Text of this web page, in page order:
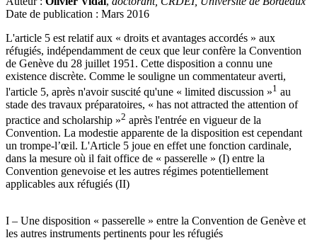
Date de publication : Mars 2016
L'article 5 est relatif aux « droits et avantages accordés » aux
réfugiés, indépendamment de ceux que leur confère la Convention
de Genève du 28 juillet 1951. Cette disposition a connu une
existence discrète. Comme le souligne un commentateur averti,
l'article 5, après n'avoir suscité qu'une « limited discussion »1 au
stade des travaux préparatoires, « has not attracted the attention of
practice and scholarship »2 après l'entrée en vigueur de la
Convention. La modestie apparente de la disposition est cependant
un trompe-l’œil. L'Article 5 joue en effet une fonction cardinale,
dans la mesure où il fait office de « passerelle » (I) entre la
Convention genevoise et les autres régimes potentiellement
applicables aux réfugiés (II)
I – Une disposition « passerelle » entre la Convention de Genève et
les autres instruments pertinents pour les réfugiés